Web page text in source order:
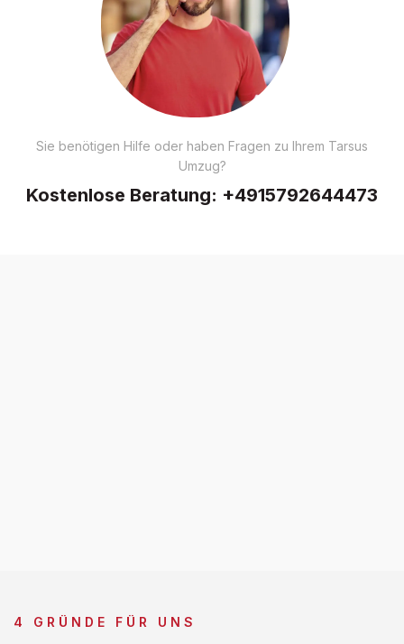
Sie benötigen Hilfe oder haben Fragen zu Ihrem Tarsus
Umzug?
Kostenlose Beratung: +4915792644473
4 GRÜNDE FÜR UNS